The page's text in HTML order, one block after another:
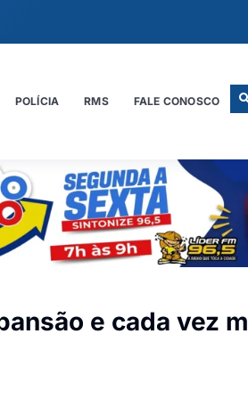
POLÍCIA RMS FALE CONOSCO
e cada vez